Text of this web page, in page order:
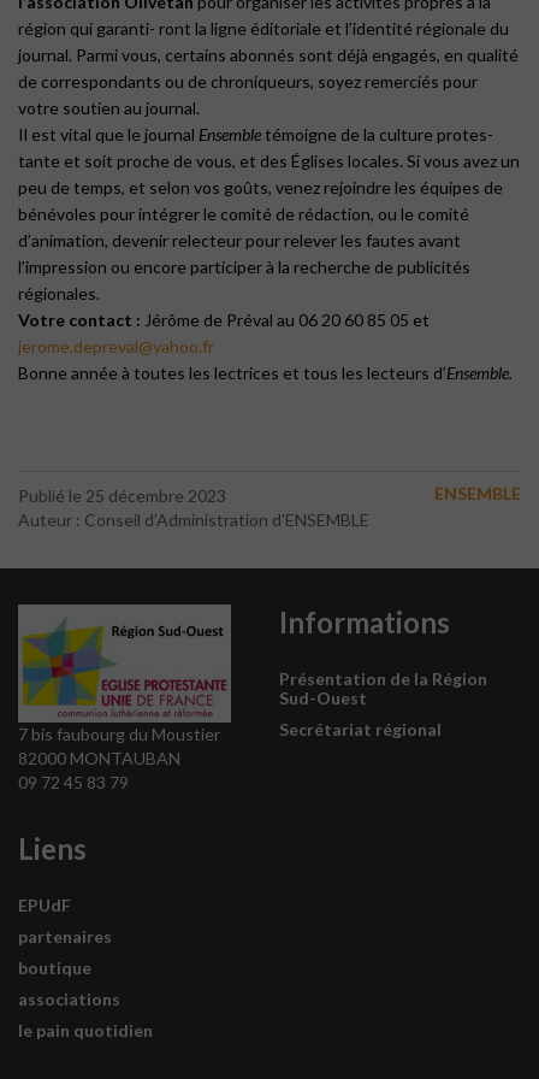
région qui garanti- ront la ligne éditoriale et l’identité régionale du
journal. Parmi vous, certains abonnés sont déjà engagés, en qualité
de correspondants ou de chroniqueurs, soyez remerciés pour
votre soutien au journal.
Il est vital que le journal Ensembletémoigne de la culture protes-
tante et soit proche de vous, et des Églises locales. Si vous avez un
peu de temps, et selon vos goûts, venez rejoindre les équipes de
bénévoles pour intégrer le comité de rédaction, ou le comité
d’animation, devenir relecteur pour relever les fautes avant
l’impression ou encore participer à la recherche de publicités
régionales.
Votre contact : Jérôme de Préval au 06 20 60 85 05 et
jerome.depreval@yahoo.fr
Bonne année à toutes les lectrices et tous les lecteurs d’Ensemble.
Publié le 25 décembre 2023
Auteur : Conseil d'Administration d'ENSEMBLE
ENSEMBLE
7 bis faubourg du Moustier
82000 MONTAUBAN
09 72 45 83 79
Informations
Présentation de la Région
Sud-Ouest
Secrétariat régional
Liens
EPUdF
partenaires
boutique
associations
le pain quotidien